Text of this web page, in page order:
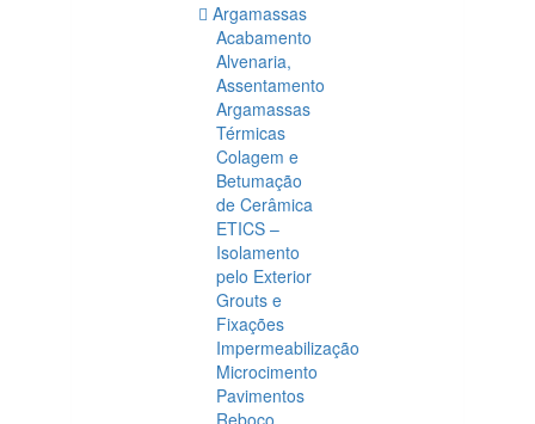
Argamassas
Acabamento
Alvenaria,
Assentamento
Argamassas
Térmicas
Colagem e
Betumação
de Cerâmica
ETICS –
Isolamento
pelo Exterior
Grouts e
Fixações
Impermeabilização
Microcimento
Pavimentos
Reboco